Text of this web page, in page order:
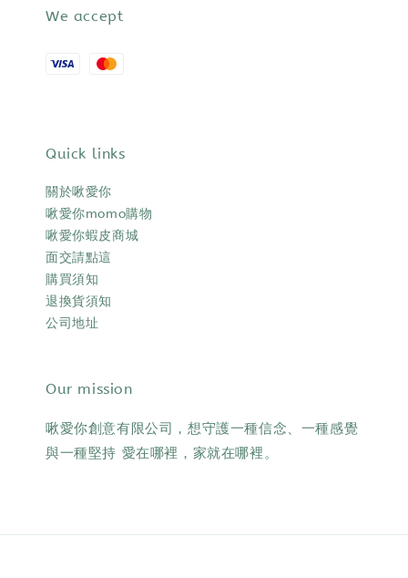
We accept
Quick links
關於啾愛你
啾愛你momo購物
啾愛你蝦皮商城
面交請點這
購買須知
退換貨須知
公司地址
Our mission
啾愛你創意有限公司，想守護一種信念、一種感覺
與一種堅持 愛在哪裡，家就在哪裡。